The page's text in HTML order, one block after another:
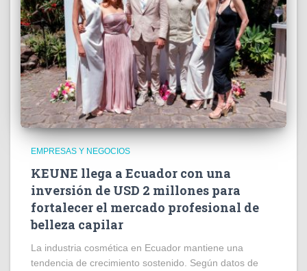
EMPRESAS Y NEGOCIOS
KEUNE llega a Ecuador con una
inversión de USD 2 millones para
fortalecer el mercado profesional de
belleza capilar
La industria cosmética en Ecuador mantiene una
tendencia de crecimiento sostenido. Según datos de